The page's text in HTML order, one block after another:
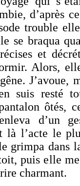
d’après
trouble
se braqua
et
Alors,
suis resté
ôtés,
d’un
là l’acte le
grimpa dans
puis elle
charmant.